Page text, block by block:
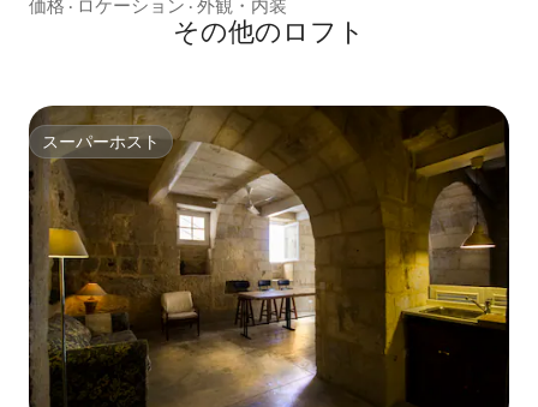
価格 · ロケーション · 外観・内装
その他のロフト
スーパーホスト
スーパーホスト